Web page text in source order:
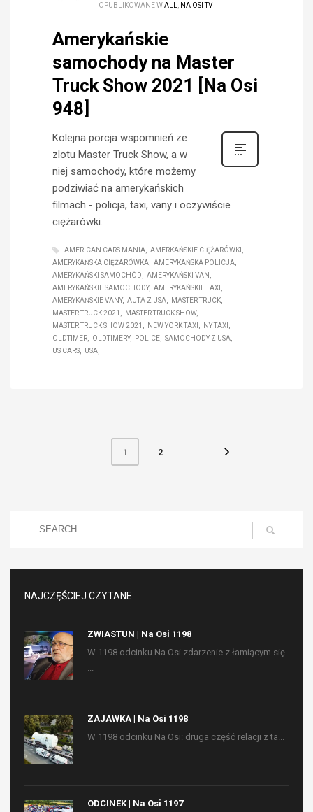
OPUBLIKOWANE WALL NA OSI TV
Amerykańskie
samochody na Master
Truck Show 2021 [Na Osi
948]
Kolejna porcja wspomnień ze
zlotu Master Truck Show, a w
niej samochody, które możemy
podziwiać na amerykańskich
filmach - policja, taxi, vany i oczywiście
ciężarówki.
AMERICAN CARS MANIA
AMERKAŃSKIE CIĘŻARÓWKI
AMERYKAŃSKA CIĘŻARÓWKA
AMERYKAŃSKA POLICJA
AMERYKAŃSKI SAMOCHÓD
AMERYKAŃSKI VAN
AMERYKAŃSKIE SAMOCHODY
AMERYKAŃSKIE TAXI
AMERYKAŃSKIE VANY
AUTA Z USA
MASTER TRUCK
MASTER TRUCK 2021
MASTER TRUCK SHOW
MASTER TRUCK SHOW 2021
NEW YORK TAXI
NY TAXI
OLDTIMER
OLDTIMERY POLICE
SAMOCHODY Z USA
US CARS
USA
1 2
NAJCZĘŚCIEJ CZYTANE
ZWIASTUN | Na Osi 1198
W 1198 odcinku Na Osi zdarzenie z łamiącym się
ZAJAWKA | Na Osi 1198
W 1198 odcinku Na Osi: druga część relacji z ta...
ODCINEK | Na Osi 1197